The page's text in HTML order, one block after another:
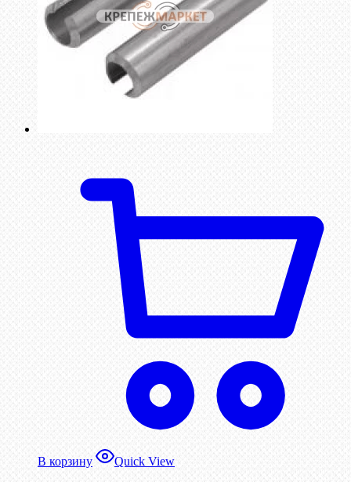
В корзину Quick View